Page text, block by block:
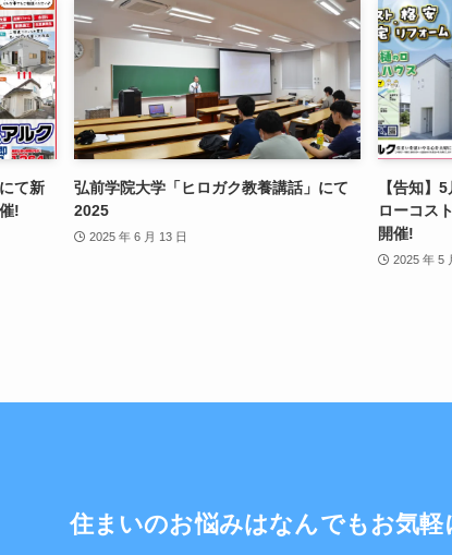
て新
!
弘前学院大学「ヒロガク教養講話」にて
2025
2025 年 6 月 13 日
【告知】
ローコス
開催!
2025 年 5
住まいのお悩みはなんでもお気